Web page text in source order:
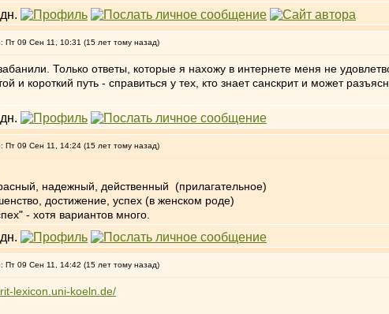
Пт 09 Сен 11, 10:31 (15 лет тому назад)
Только ответы, которые я нахожу в интернете меня не
и короткий путь - справиться у тех, кто знает санскрит и может
Пт 09 Сен 11, 14:24 (15 лет тому назад)
надежный, действенный (прилагательное)
достижение, успех (в женском роде)
- хотя вариантов много.
Пт 09 Сен 11, 14:42 (15 лет тому назад)
lexicon.uni-koeln.de/